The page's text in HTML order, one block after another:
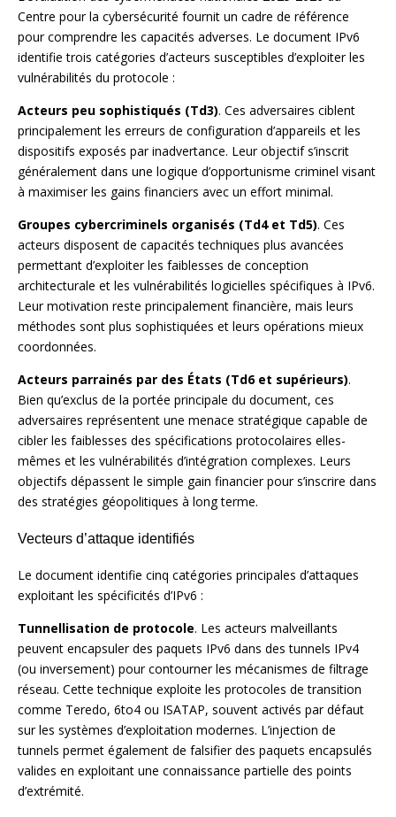
Centre pour la cybersécurité fournit un cadre de référence
pour comprendre les capacités adverses. Le document IPv6
identifie trois catégories d’acteurs susceptibles d’exploiter les
vulnérabilités du protocole :
Acteurs peu sophistiqués (Td3). Ces adversaires ciblent
principalement les erreurs de configuration d’appareils et les
dispositifs exposés par inadvertance. Leur objectif s’inscrit
généralement dans une logique d’opportunisme criminel visant
à maximiser les gains financiers avec un effort minimal.
Groupes cybercriminels organisés (Td4 et Td5). Ces
acteurs disposent de capacités techniques plus avancées
permettant d’exploiter les faiblesses de conception
architecturale et les vulnérabilités logicielles spécifiques à IPv6.
Leur motivation reste principalement financière, mais leurs
méthodes sont plus sophistiquées et leurs opérations mieux
coordonnées.
Acteurs parrainés par des États (Td6 et supérieurs).
Bien qu’exclus de la portée principale du document, ces
adversaires représentent une menace stratégique capable de
cibler les faiblesses des spécifications protocolaires elles-
mêmes et les vulnérabilités d’intégration complexes. Leurs
objectifs dépassent le simple gain financier pour s’inscrire dans
des stratégies géopolitiques à long terme.
Vecteurs d’attaque identifiés
Le document identifie cinq catégories principales d’attaques
exploitant les spécificités d’IPv6 :
Tunnellisation de protocole. Les acteurs malveillants
peuvent encapsuler des paquets IPv6 dans des tunnels IPv4
(ou inversement) pour contourner les mécanismes de filtrage
réseau. Cette technique exploite les protocoles de transition
comme Teredo, 6to4 ou ISATAP, souvent activés par défaut
sur les systèmes d’exploitation modernes. L’injection de
tunnels permet également de falsifier des paquets encapsulés
valides en exploitant une connaissance partielle des points
d’extrémité.